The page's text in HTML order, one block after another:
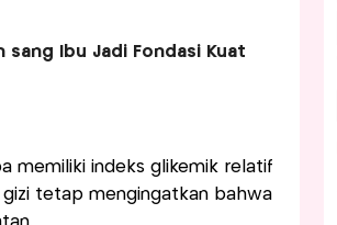
sang Ibu Jadi Fondasi Kuat
memiliki indeks glikemik relatif
gizi tetap mengingatkan bahwa